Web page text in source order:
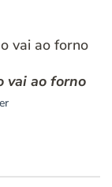
vai ao forno